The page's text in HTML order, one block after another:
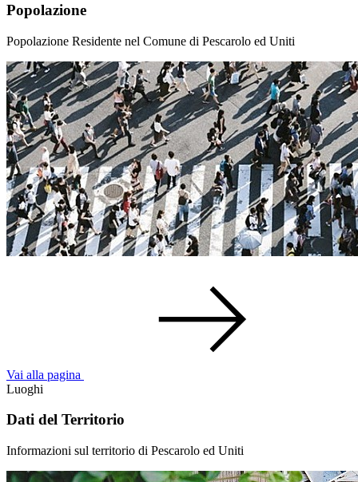
Popolazione
Popolazione Residente nel Comune di Pescarolo ed Uniti
Vai alla pagina
Luoghi
Dati del Territorio
Informazioni sul territorio di Pescarolo ed Uniti